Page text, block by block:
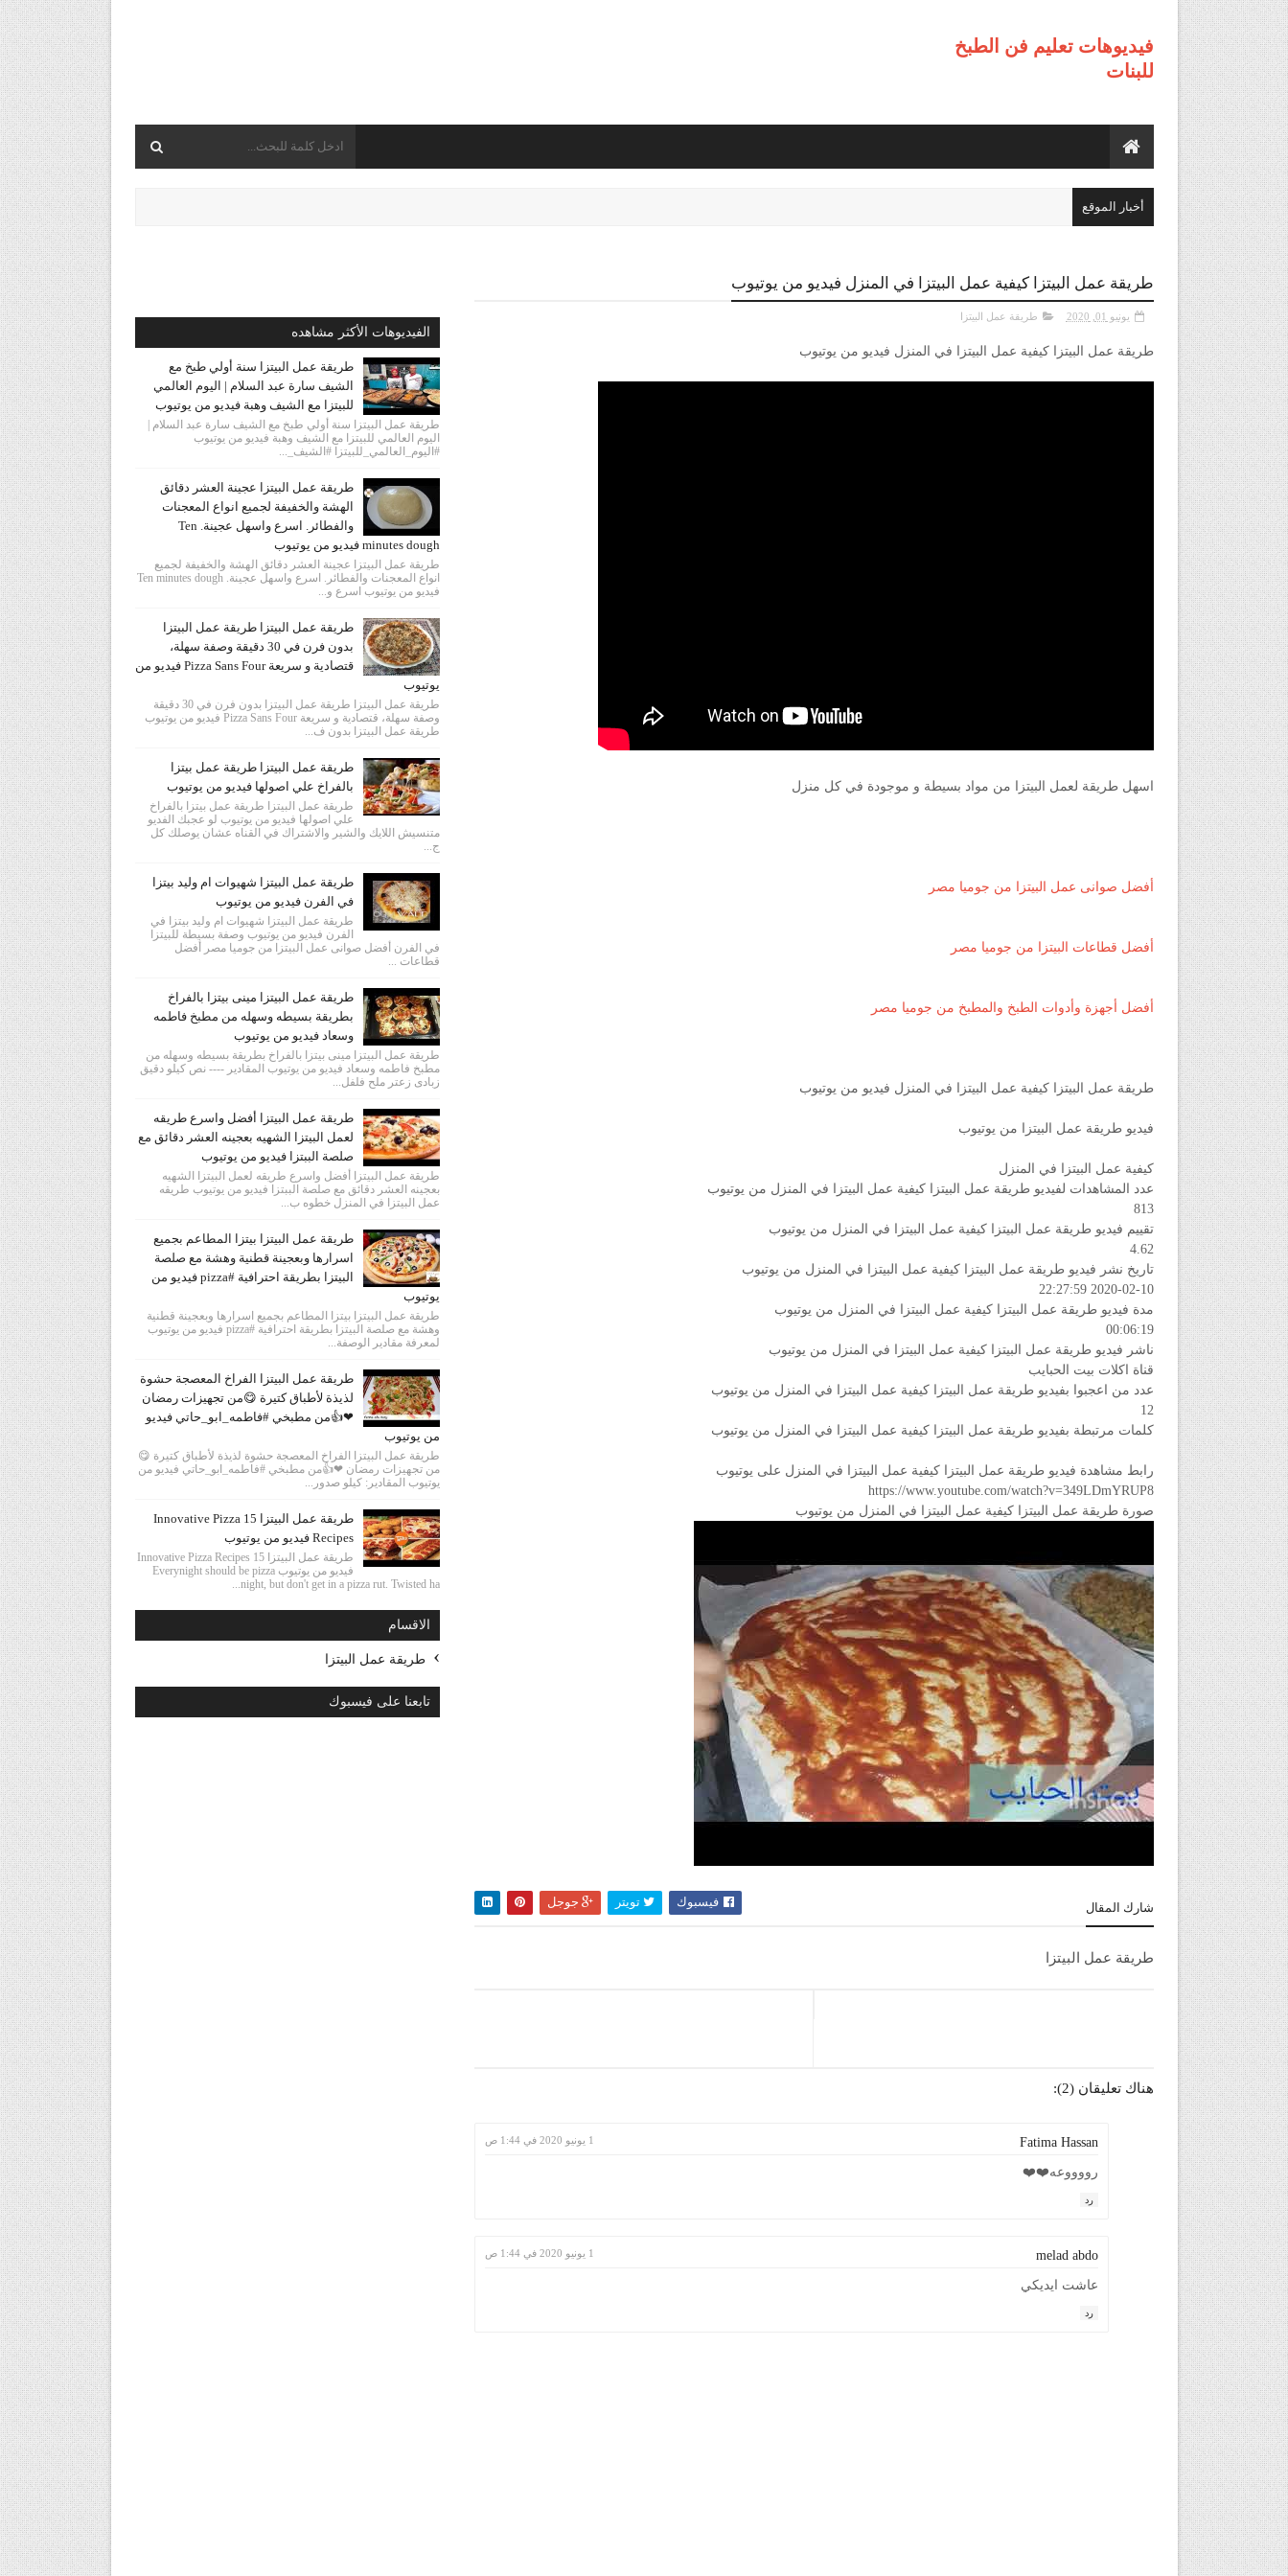
فيديوهات تعليم فن الطبخ
للبنات
أخبار الموقع
طريقة عمل البيتزا كيفية عمل البيتزا في المنزل فيديو من يوتيوب
يونيو 01, 2020 طريقة عمل البيتزا
طريقة عمل البيتزا كيفية عمل البيتزا في المنزل فيديو من يوتيوب
اسهل طريقة لعمل البيتزا من مواد بسيطة و موجودة في كل منزل
أفضل صوانى عمل البيتزا من جوميا مصر
أفضل قطاعات البيتزا من جوميا مصر
أفضل أجهزة وأدوات الطبخ والمطبخ من جوميا مصر
طريقة عمل البيتزا كيفية عمل البيتزا في المنزل فيديو من يوتيوب
فيديو طريقة عمل البيتزا من يوتيوب
كيفية عمل البيتزا في المنزل
عدد المشاهدات لفيديو طريقة عمل البيتزا كيفية عمل البيتزا في المنزل من يوتيوب
813
تقييم فيديو طريقة عمل البيتزا كيفية عمل البيتزا في المنزل من يوتيوب
4.62
تاريخ نشر فيديو طريقة عمل البيتزا كيفية عمل البيتزا في المنزل من يوتيوب
2020-02-10 22:27:59
مدة فيديو طريقة عمل البيتزا كيفية عمل البيتزا في المنزل من يوتيوب
00:06:19
ناشر فيديو طريقة عمل البيتزا كيفية عمل البيتزا في المنزل من يوتيوب
قناة اكلات بيت الحبايب
عدد من اعجبوا بفيديو طريقة عمل البيتزا كيفية عمل البيتزا في المنزل من يوتيوب
12
كلمات مرتبطة بفيديو طريقة عمل البيتزا كيفية عمل البيتزا في المنزل من يوتيوب
رابط مشاهدة فيديو طريقة عمل البيتزا كيفية عمل البيتزا في المنزل على يوتيوب
https://www.youtube.com/watch?v=349LDmYRUP8
صورة طريقة عمل البيتزا كيفية عمل البيتزا في المنزل من يوتيوب
شارك المقال فيسبوك تويتر جوجل
طريقة عمل البيتزا
هناك تعليقان (2):
Fatima Hassan 1 يونيو 2020 في 1:44 ص
رووووعه❤️❤️
رد
melad abdo 1 يونيو 2020 في 1:44 ص
عاشت ايديكي
رد
الفيديوهات الأكثر مشاهده
طريقة عمل البيتزا سنة أولي طبخ مع
الشيف سارة عبد السلام | اليوم العالمي
للبيتزا مع الشيف وهبة فيديو من يوتيوب
طريقة عمل البيتزا سنة أولي طبخ مع الشيف سارة عبد السلام |
اليوم العالمي للبيتزا مع الشيف وهبة فيديو من يوتيوب
#اليوم_العالمي_للبيتزا #الشيف_...
طريقة عمل البيتزا عجينة العشر دقائق
الهشة والخفيفة لجميع انواع المعجنات
والفطائر. اسرع واسهل عجينة. Ten
minutes dough فيديو من يوتيوب
طريقة عمل البيتزا عجينة العشر دقائق الهشة والخفيفة لجميع
انواع المعجنات والفطائر. اسرع واسهل عجينة. Ten minutes dough
فيديو من يوتيوب اسرع و...
طريقة عمل البيتزا طريقة عمل البيتزا
بدون فرن في 30 دقيقة وصفة سهلة،
قتصادية و سريعة Pizza Sans Four فيديو من
يوتيوب
طريقة عمل البيتزا طريقة عمل البيتزا بدون فرن في 30 دقيقة
وصفة سهلة، قتصادية و سريعة Pizza Sans Four فيديو من يوتيوب
طريقة عمل البيتزا بدون ف...
طريقة عمل البيتزا طريقة عمل بيتزا
بالفراخ علي اصولها فيديو من يوتيوب
طريقة عمل البيتزا طريقة عمل بيتزا بالفراخ
علي اصولها فيديو من يوتيوب لو عجبك الفديو
متنسيش اللايك والشير والاشتراك في القناه عشان يوصلك كل
ج...
طريقة عمل البيتزا شهيوات ام وليد بيتزا
في الفرن فيديو من يوتيوب
طريقة عمل البيتزا شهيوات ام وليد بيتزا في
الفرن فيديو من يوتيوب وصفة بسيطة للبيتزا
في الفرن أفضل صوانى عمل البيتزا من جوميا مصر أفضل
قطاعات ...
طريقة عمل البيتزا مينى بيتزا بالفراخ
بطريقة بسيطه وسهله من مطبخ فاطمه
وسعاد فيديو من يوتيوب
طريقة عمل البيتزا مينى بيتزا بالفراخ بطريقة بسيطه وسهله من
مطبخ فاطمه وسعاد فيديو من يوتيوب المقادير ---- نص كيلو دقيق
زبادى زعتر ملح فلفل...
طريقة عمل البيتزا أفضل واسرع طريقه
لعمل البيتزا الشهيه بعجينه العشر دقائق مع
صلصة الببتزا فيديو من يوتيوب
طريقة عمل البيتزا أفضل واسرع طريقه لعمل البيتزا الشهيه
بعجينه العشر دقائق مع صلصة الببتزا فيديو من يوتيوب طريقه
عمل البيتزا في المنزل خطوه ب...
طريقة عمل البيتزا بيتزا المطاعم بجميع
اسرارها وبعجينة قطنية وهشة مع صلصة
البيتزا بطريقة احترافية #pizza فيديو من
يوتيوب
طريقة عمل البيتزا بيتزا المطاعم بجميع اسرارها وبعجينة قطنية
وهشة مع صلصة البيتزا بطريقة احترافية #pizza فيديو من يوتيوب
لمعرفة مقادير الوصفة...
طريقة عمل البيتزا الفراخ المعصجة حشوة
لذيذة لأطباق كتيرة 😋من تجهيزات رمضان
❤👍من مطبخي #فاطمه_ابو_حاتي فيديو
من يوتيوب
طريقة عمل البيتزا الفراخ المعصجة حشوة لذيذة لأطباق كتيرة 😋
من تجهيزات رمضان ❤👍من مطبخي #فاطمه_ابو_حاتي فيديو من
يوتيوب المقادير: كيلو صدور...
طريقة عمل البيتزا 15 Innovative Pizza
Recipes فيديو من يوتيوب
طريقة عمل البيتزا 15 Innovative Pizza Recipes
فيديو من يوتيوب Everynight should be pizza
night, but don't get in a pizza rut. Twisted ha...
الاقسام
طريقة عمل البيتزا
تابعنا على فيسبوك